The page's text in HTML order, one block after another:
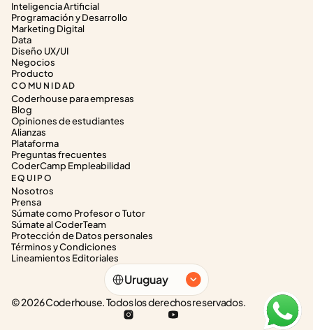
Inteligencia Artificial
Programación y Desarrollo
Marketing Digital
Data
Diseño UX/UI
Negocios
Producto
COMUNIDAD
Coderhouse para empresas
Blog
Opiniones de estudiantes
Alianzas
Plataforma
Preguntas frecuentes
CoderCamp Empleabilidad
EQUIPO
Nosotros
Prensa
Súmate como Profesor o Tutor
Súmate al CoderTeam
Protección de Datos personales
Términos y Condiciones
Lineamientos Editoriales
Select Language
Uruguay
© 2026 Coderhouse. Todos los derechos reservados.